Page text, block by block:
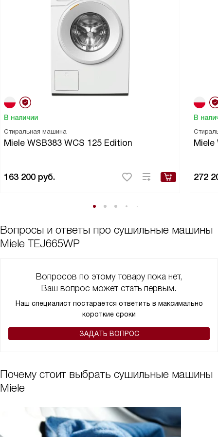
В наличии
Стиральная машина
Miele WSB383 WCS 125 Edition
163 200 руб.
В
Miele
272
Вопросы и ответы про сушильные машины
Miele TEJ665WP
Вопросов по этому товару пока нет,
Ваш вопрос может стать первым.
Наш специалист постарается ответить в максимально
короткие сроки
ЗАДАТЬ ВОПРОС
Почему стоит выбрать сушильные машины
Miele